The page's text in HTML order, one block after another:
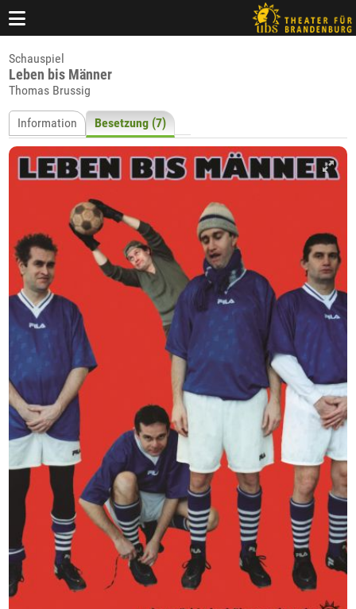
Schauspiel
Leben bis Männer
Thomas Brussig
Information Besetzung (7)